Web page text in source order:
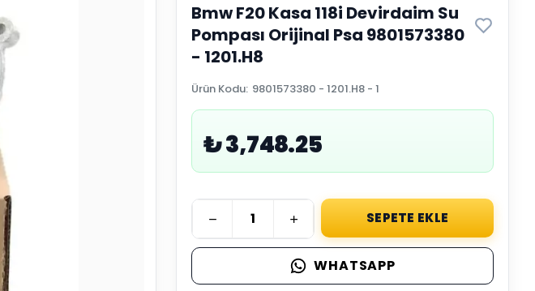
Bmw F20 Kasa 118i Devirdaim Su
Pompası Orijinal Psa 9801573380
- 1201.H8
Ürün Kodu: 9801573380 - 1201.H8 - 1
₺ 3,748.25
SEPETE EKLE
WHATSAPP